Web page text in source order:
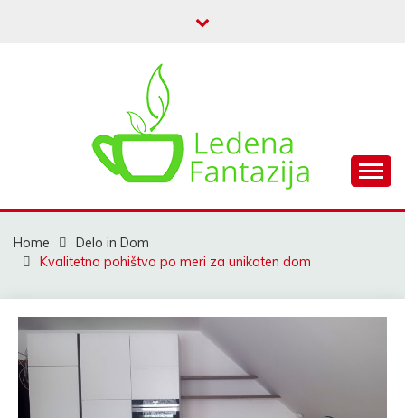
LEDENA FANTAZIJA
Home
Delo in Dom
Kvalitetno pohištvo po meri za unikaten dom